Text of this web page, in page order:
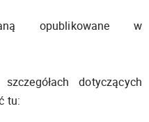
opublikowane w
dotyczących
tu: